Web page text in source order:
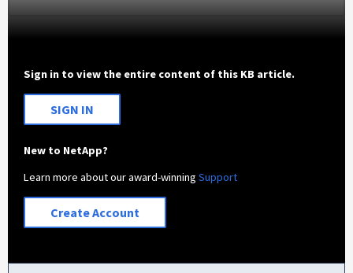
Sign in to view the entire content of this KB article.
SIGN IN
New to NetApp?
Learn more about our award-winningSupport
Create Account